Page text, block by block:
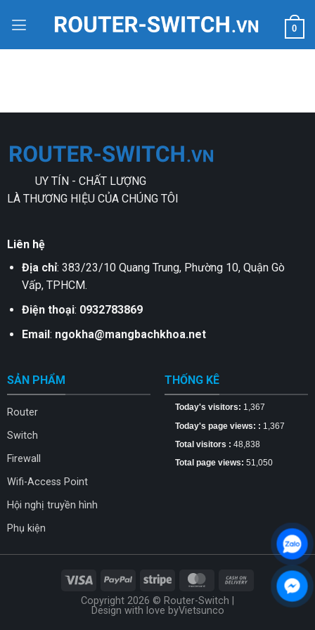
qua
0
UY TÍN - CHẤT LƯỢNG
LÀ THƯƠNG HIỆU CỦA CHÚNG TÔI
Liên hệ
Địa chỉ: 383/23/10 Quang Trung, Phường 10, Quận Gò
Vấp, TPHCM.
Điện thoại: 0932783869
Email: ngokha@mangbachkhoa.net
SẢN PHẨM
Router
Switch
Firewall
Wifi-Access Point
Hội nghị truyền hình
Phụ kiện
THỐNG KÊ
Today's visitors: 1,367
Today's page views: : 1,367
Total visitors :48,838
Total page views:51,050
Copyright 2026 © Router-Switch |
Design with love byVietsunco